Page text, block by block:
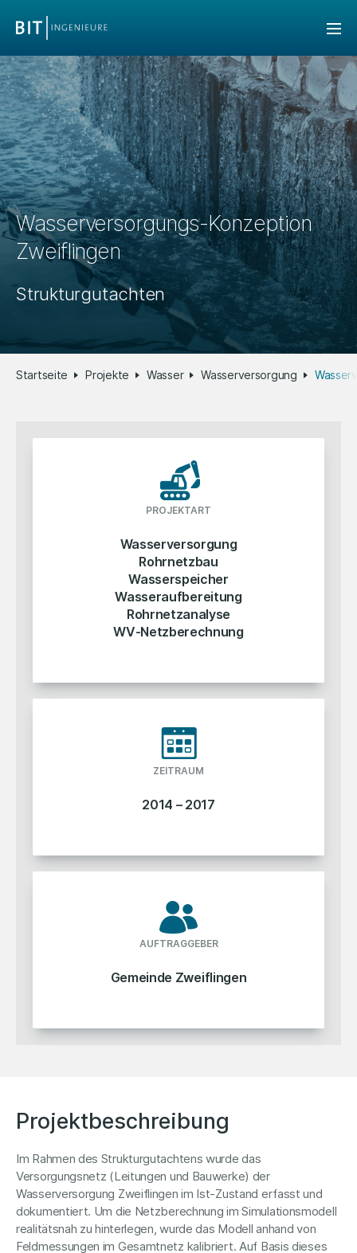
Wasserversorgungs-Konzeption
Zweiflingen
Strukturgutachten
Startseite Projekte Wasser Wasserversorgung
PROJEKTART
Wasserversorgung
Rohrnetzbau
Wasserspeicher
Wasseraufbereitung
Rohrnetzanalyse
WV‐Netzberechnung
ZEITRAUM
2014 – 2017
AUFTRAGGEBER
Gemeinde Zweiflingen
Projektbeschreibung
Im Rahmen des Strukturgutachtens wurde das
Versorgungsnetz (Leitungen und Bauwerke) der
Wasserversorgung Zweiflingen im Ist-Zustand erfasst und
dokumentiert. Um die Netzberechnung im Simulationsmodell
realitätsnah zu hinterlegen, wurde das Modell anhand von
Feldmessungen im Gesamtnetz kalibriert. Auf Basis dieses